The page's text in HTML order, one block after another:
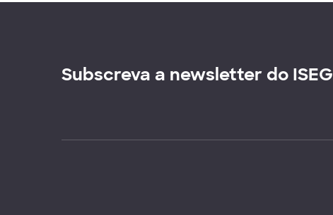
Subscreva a newsletter do ISEG